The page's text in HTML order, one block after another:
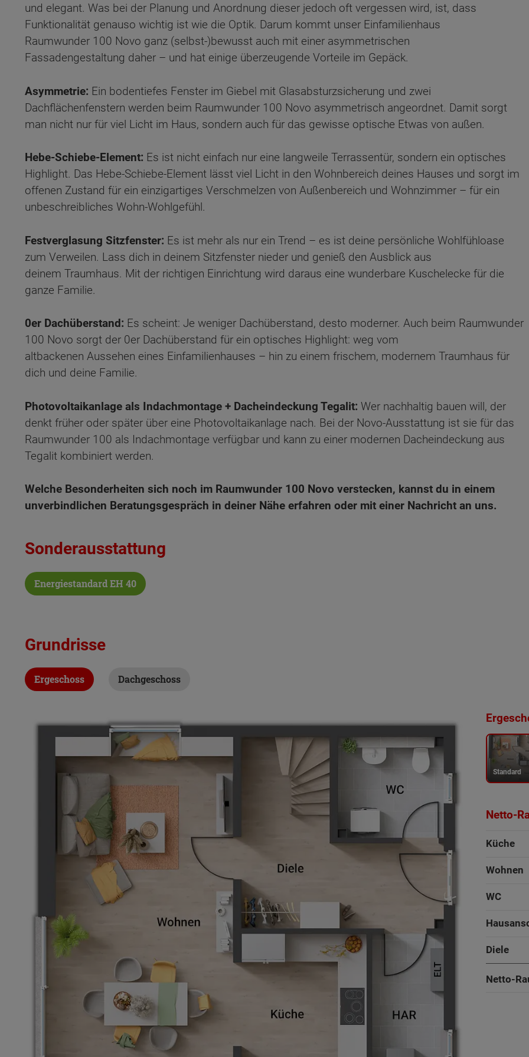
und elegant. Was bei der Planung und Anordnung dieser jedoch oft vergessen wird, ist, dass
Funktionalität genauso wichtig ist wie die Optik. Darum kommt unser Einfamilienhaus
Raumwunder 100 Novo ganz (selbst-)bewusst auch mit einer asymmetrischen
Fassadengestaltung daher – und hat einige überzeugende Vorteile im Gepäck.
Asymmetrie: Ein bodentiefes Fenster im Giebel mit Glasabsturzsicherung und zwei
Dachflächenfenstern werden beim Raumwunder 100 Novo asymmetrisch angeordnet. Damit sorgt
man nicht nur für viel Licht im Haus, sondern auch für das gewisse optische Etwas von außen.
Hebe-Schiebe-Element: Es ist nicht einfach nur eine langweile Terrassentür, sondern ein optisches
Highlight. Das Hebe-Schiebe-Element lässt viel Licht in den Wohnbereich deines Hauses und sorgt im
offenen Zustand für ein einzigartiges Verschmelzen von Außenbereich und Wohnzimmer – für ein
unbeschreibliches Wohn-Wohlgefühl.
Festverglasung Sitzfenster: Es ist mehr als nur ein Trend – es ist deine persönliche Wohlfühloase
zum Verweilen. Lass dich in deinem Sitzfenster nieder und genieß den Ausblick aus
deinem Traumhaus. Mit der richtigen Einrichtung wird daraus eine wunderbare Kuschelecke für die
ganze Familie.
0er Dachüberstand: Es scheint: Je weniger Dachüberstand, desto moderner. Auch beim Raumwunder
100 Novo sorgt der 0er Dachüberstand für ein optisches Highlight: weg vom
altbackenen Aussehen eines Einfamilienhauses – hin zu einem frischem, modernem Traumhaus für
dich und deine Familie.
Photovoltaikanlage als Indachmontage + Dacheindeckung Tegalit: Wer nachhaltig bauen will, der
denkt früher oder später über eine Photovoltaikanlage nach. Bei der Novo-Ausstattung ist sie für das
Raumwunder 100 als Indachmontage verfügbar und kann zu einer modernen Dacheindeckung aus
Tegalit kombiniert werden.
Welche Besonderheiten sich noch im Raumwunder 100 Novo verstecken, kannst du in einem
unverbindlichen Beratungsgespräch in deiner Nähe erfahren oder mit einer Nachricht an uns.
Sonderausstattung
Energiestandard EH 40
Grundrisse
Ergeschoss Dachgeschoss
Standard
Netto-
Küche
Wohnen
WC
Diele
Netto-
Wonach möchten Sie suchen?